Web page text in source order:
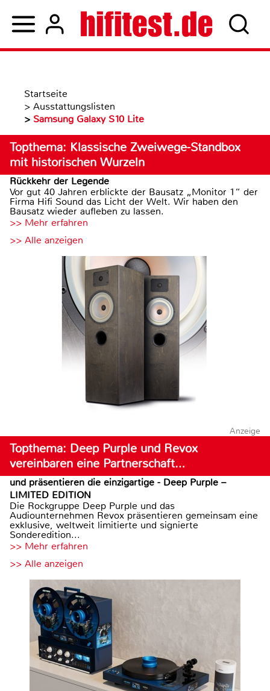
Startseite
> Ausstattungslisten
> Samsung Galaxy S10 Lite
Topthema: Klassische Zweiwege-Standbox
mit historischen Wurzeln
Rückkehr der Legende
Vor gut 40 Jahren erblickte der Bausatz „Monitor 1“ der
Firma Hifi Sound das Licht der Welt. Wir haben den
Bausatz wieder aufleben zu lassen.
>> Mehr erfahren
>> Alle anzeigen
Anzeige
Topthema: Deep Purple und Revox
vereinbaren eine Partnerschaft…
und präsentieren die einzigartige - Deep Purple –
LIMITED EDITION
Die Rockgruppe Deep Purple und das
Audiounternehmen Revox präsentieren gemeinsam eine
exklusive, weltweit limitierte und signierte
Sonderedition...
>> Mehr erfahren
>> Alle anzeigen